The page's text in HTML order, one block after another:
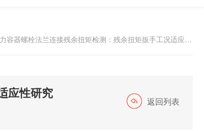
容器螺栓法兰连接残余扭矩检测：残余扭矩扳手工况适应性研究
应性研究
返回列表